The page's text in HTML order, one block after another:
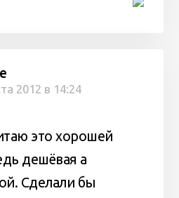
2012 в 14:24
это хорошей
дешёвая а
Сделали бы